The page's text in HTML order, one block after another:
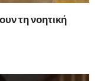
τη νοητική